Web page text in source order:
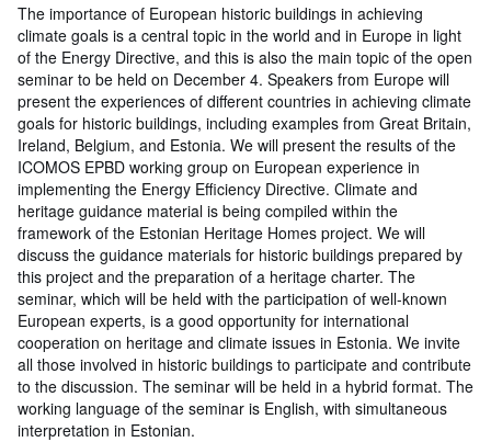
The importance of European historic buildings in achieving
climate goals is a central topic in the world and in Europe in light
of the Energy Directive, and this is also the main topic of the open
seminar to be held on December 4. Speakers from Europe will
present the experiences of different countries in achieving climate
goals for historic buildings, including examples from Great Britain,
Ireland, Belgium, and Estonia. We will present the results of the
ICOMOS EPBD working group on European experience in
implementing the Energy Efficiency Directive. Climate and
heritage guidance material is being compiled within the
framework of the Estonian Heritage Homes project. We will
discuss the guidance materials for historic buildings prepared by
this project and the preparation of a heritage charter. The
seminar, which will be held with the participation of well-known
European experts, is a good opportunity for international
cooperation on heritage and climate issues in Estonia. We invite
all those involved in historic buildings to participate and contribute
to the discussion. The seminar will be held in a hybrid format. The
working language of the seminar is English, with simultaneous
interpretation in Estonian.